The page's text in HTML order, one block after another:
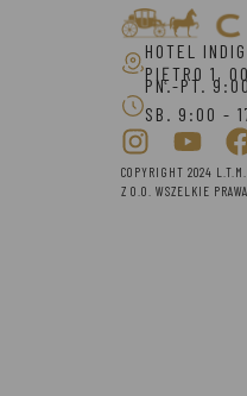
HOTEL
PIĘTRO 1,
PN.-PT.
SB. 9:00 -
COPYRIGHT 2024
Z O.O. WSZELKIE